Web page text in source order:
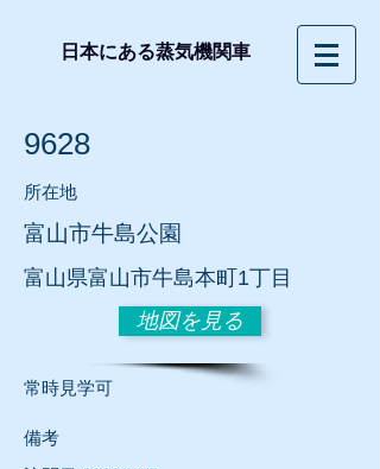
日本にある蒸気機関車
9628
所在地
​富山市牛島公園
富山県富山市牛島本町1丁目
地図を見る
​常時見学可
​備考